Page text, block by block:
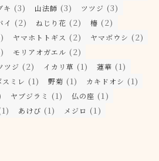
キ (3) 山法師 (3) ツツジ (3)
イ (2) ねじり花 (2) 椿 (2)
ヤマホトトギス (2) ヤマボウシ (2)
モリアオガエル (2)
ツジ (2) イカリ草 (1) 蓮華 (1)
スミレ (1) 野菊 (1) カキドオシ (1)
ヤブジラミ (1) 仏の座 (1)
あけび (1) メジロ (1)